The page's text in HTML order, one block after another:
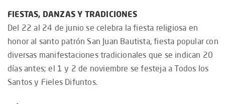
FIESTAS, DANZAS Y TRADICIONES
Del 22 al 24 de junio se celebra la fiesta religiosa en
honor al santo patrón San Juan Bautista, fiesta popular con
diversas manifestaciones tradicionales que se indican 20
días antes; el 1 y 2 de noviembre se festeja a Todos los
Santos y Fieles Difuntos.